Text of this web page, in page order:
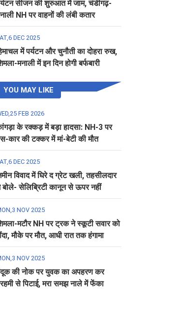
सीजन की शुरुआत में जाम, चंडीगढ़-
NH पर वाहनों की लंबी कतार
DEC 2025
में पर्यटन और चुनौती का दोहरा रुख,
मनाली में इन दिन होगी बर्फबारी
YOU MAY LIKE
FEB 2026
के रक्कड़ में बड़ा हादसा: NH-3 पर
कार की टक्कर में मां-बेटी की मौत
DEC 2025
विवाद में घिरे द ग्रेट खली, तहसीलदार
बोले- सेलिब्रिटी कानून से ऊपर नहीं
NOV 2025
मटौर NH पर ट्रक ने स्कूटी सवार को
मौके पर मौत, आधी रात तक हंगामा
NOV 2025
की नोक पर युवक का अपहरण कर
से पिटाई, मरा समझ नाले में फेंका